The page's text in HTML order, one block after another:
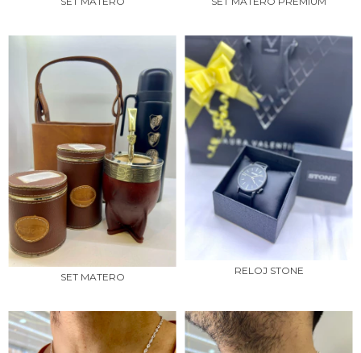
SET MATERO
RELOJ STONE